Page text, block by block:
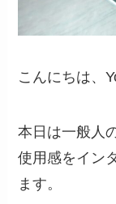
こんにちは、
本日は一般人
使用感をイン
ます。